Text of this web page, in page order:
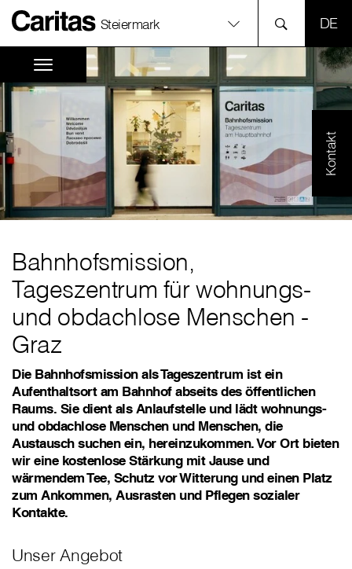
Steiermark
Kontakt
Bahnhofsmission,
Tageszentrum für wohnungs-
und obdachlose Menschen -
Graz
Die Bahnhofsmission als Tageszentrum ist ein
Aufenthaltsort am Bahnhof abseits des öffentlichen
Raums. Sie dient als Anlaufstelle und lädt wohnungs-
und obdachlose Menschen und Menschen, die
Austausch suchen ein, hereinzukommen. Vor Ort bieten
wir eine kostenlose Stärkung mit Jause und
wärmendem Tee, Schutz vor Witterung und einen Platz
zum Ankommen, Ausrasten und Pflegen sozialer
Kontakte.
Unser Angebot